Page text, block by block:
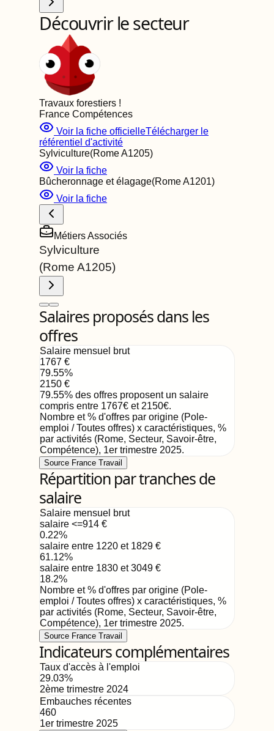
Découvrir le secteur
Travaux forestiers !
France Compétences
Voir la fiche officielleTélécharger le
référentiel d'activité
Sylviculture(RomeA1205)
Voir la fiche
Bûcheronnage et élagage(RomeA1201)
Voir la fiche
Métiers Associés
Sylviculture
(Rome A1205)
Salaires proposés dans les
offres
Salaire mensuel brut
1767 €
79.55%
2150 €
79.55% des offres proposent un salaire
compris entre 1767€ et 2150€.
Nombre et % d'offres par origine (Pole-
emploi / Toutes offres) x caractéristiques, %
par activités (Rome, Secteur, Savoir-être,
Compétence), 1er trimestre 2025.
Source France Travail
Répartition par tranches de
salaire
Salaire mensuel brut
salaire <=914 €
0.22%
salaire entre 1220 et 1829 €
61.12%
salaire entre 1830 et 3049 €
18.2%
Nombre et % d'offres par origine (Pole-
emploi / Toutes offres) x caractéristiques, %
par activités (Rome, Secteur, Savoir-être,
Compétence), 1er trimestre 2025.
Source France Travail
Indicateurs complémentaires
Taux d'accès à l'emploi
29.03%
2ème trimestre 2024
Embauches récentes
460
1er trimestre 2025